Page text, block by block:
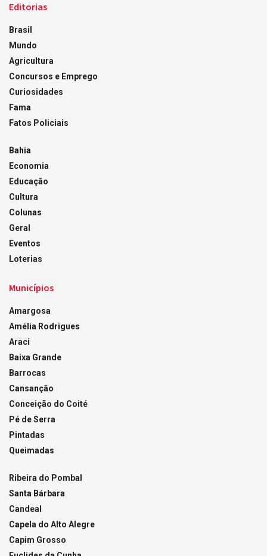
Editorias
Brasil
Mundo
Agricultura
Concursos e Emprego
Curiosidades
Fama
Fatos Policiais
Bahia
Economia
Educação
Cultura
Colunas
Geral
Eventos
Loterias
Municípios
Amargosa
Amélia Rodrigues
Araci
Baixa Grande
Barrocas
Cansanção
Conceição do Coité
Pé de Serra
Pintadas
Queimadas
Ribeira do Pombal
Santa Bárbara
Candeal
Capela do Alto Alegre
Capim Grosso